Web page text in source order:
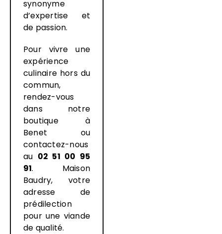
synonyme
d’expertise et
de passion.
Pour vivre une
expérience
culinaire hors du
commun,
rendez-vous
dans notre
boutique à
Benet ou
contactez-nous
au 02 51 00 95
91. Maison
Baudry, votre
adresse de
prédilection
pour une viande
de qualité.